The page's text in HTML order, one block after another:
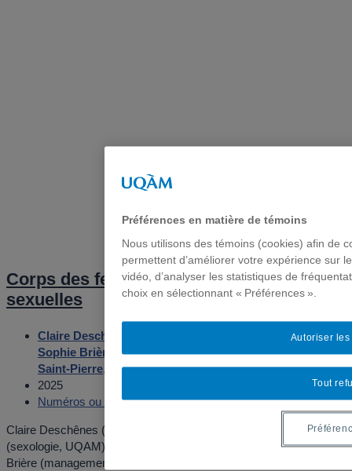
Corps des femmes, violences intimes ou
sexuelles
Claire Deschênes Manon Bergeron,
Sophie Brière
Anastasie Amboulé-Abath,Marie-Josée
Saint-Pierre,
Marie-Laurence Raby
2025
Numéros ou dossier spécial
Claire Deschênes (génie mécanique, ULaval), Sylvie Lévesque
(sexologie, UQAM), Manon Bergeron (sexologie, UQAM), Sophie
Brière (management, ULaval), Anastasie Amboulé Abath
Préférences en matière de témoins
Nous utilisons des témoins (cookies) afin de
permettent d’améliorer votre expérience sur
vidéo, d’analyser les statistiques de
choix en sélectionnant « Préférences ».
Tout
Autoriser